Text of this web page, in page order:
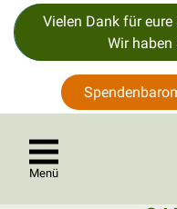
Vielen Dank für
Wir haben
Menü